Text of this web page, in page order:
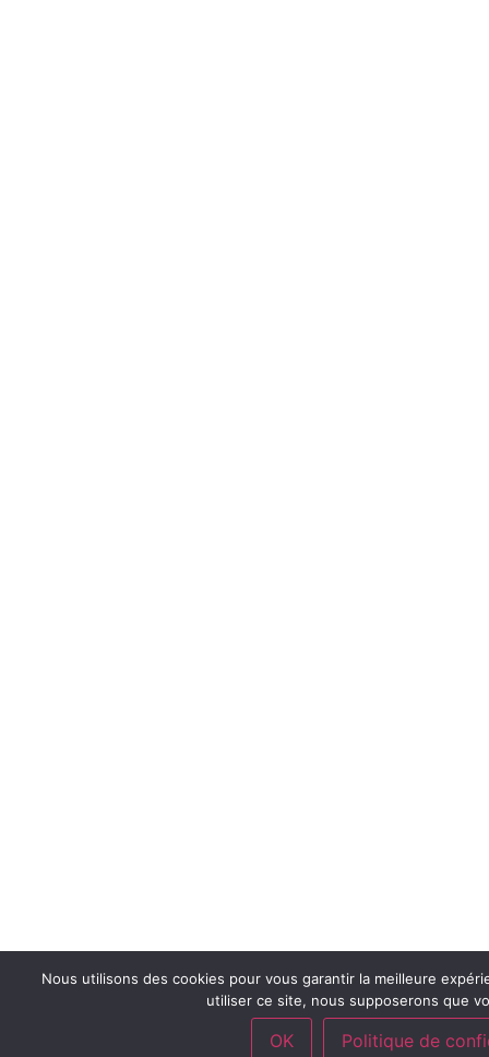
Nous utilisons des cookies pour vous garantir la meilleure
utiliser ce site, nous supposerons que
OK Politique de